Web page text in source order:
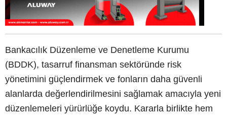
Bankacılık Düzenleme ve Denetleme Kurumu
(BDDK), tasarruf finansman sektöründe risk
yönetimini güçlendirmek ve fonların daha güvenli
alanlarda değerlendirilmesini sağlamak amacıyla yeni
düzenlemeleri yürürlüğe koydu. Kararla birlikte hem